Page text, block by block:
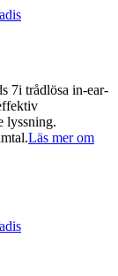
7i trådlösa in-ear-
lyssning.
Läs mer om